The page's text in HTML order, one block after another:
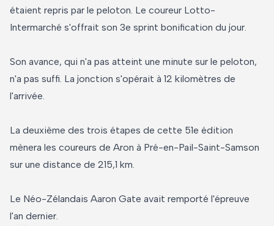
étaient repris par le peloton. Le coureur Lotto-
Intermarché s'offrait son 3e sprint bonification du jour.
Son avance, qui n'a pas atteint une minute sur le peloton,
n'a pas suffi. La jonction s'opérait à 12 kilomètres de
l'arrivée.
La deuxième des trois étapes de cette 51e édition
mènera les coureurs de Aron à Pré-en-Pail-Saint-Samson
sur une distance de 215,1 km.
Le Néo-Zélandais Aaron Gate avait remporté l'épreuve
l'an dernier.